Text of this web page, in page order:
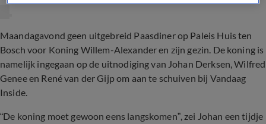
Maandagavond geen uitgebreid Paasdiner op Paleis Huis ten
Bosch voor Koning Willem-Alexander en zijn gezin. De koning is
namelijk ingegaan op de uitnodiging van Johan Derksen, Wilfred
Genee en René van der Gijp om aan te schuiven bij Vandaag
Inside.
“De koning moet gewoon eens langskomen”, zei Johan een tijdje